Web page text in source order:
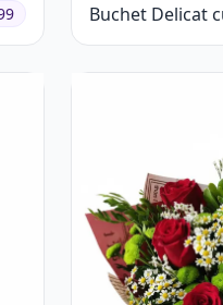
Buchet Delicat
Crizanteme